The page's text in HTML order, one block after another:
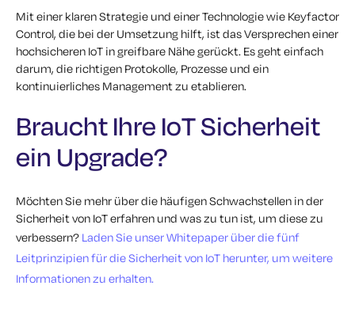
Mit einer klaren Strategie und einer Technologie wie Keyfactor
Control, die bei der Umsetzung hilft, ist das Versprechen einer
hochsicheren IoT in greifbare Nähe gerückt. Es geht einfach
darum, die richtigen Protokolle, Prozesse und ein
kontinuierliches Management zu etablieren.
Braucht Ihre IoT Sicherheit
ein Upgrade?
Möchten Sie mehr über die häufigen Schwachstellen in der
Sicherheit von IoT erfahren und was zu tun ist, um diese zu
verbessern? Laden Sie unser Whitepaper über die fünf
Leitprinzipien für die Sicherheit von IoT herunter, um weitere
Informationen zu erhalten.